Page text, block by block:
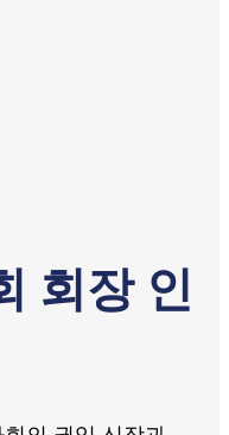
회장 인